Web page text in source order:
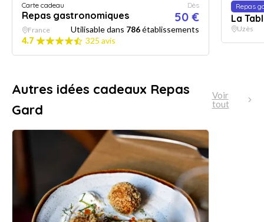
Carte cadeau
Repas gastronomiques
Dès
50 €
France Utilisable dans 786établissements
4.7
325 avis
Repas
La
Uzès
Autres idées cadeaux Repas
Gard
Voir
tout